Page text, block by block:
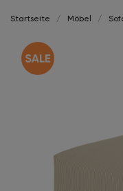
Startseite Möbel